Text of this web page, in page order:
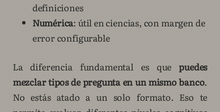
definiciones
Numérica: útil en ciencias, con margen de
error configurable
La diferencia fundamental es quepuedes
mezclar tipos de pregunta en un mismo banco.
No estás atado a un solo formato. Eso te